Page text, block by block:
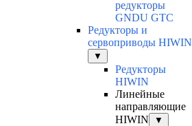
редукторы
GNDU GTC
Редукторы и
сервоприводы HIWIN
▼
Редукторы
HIWIN
Линейные
направляющие
HIWIN
▼